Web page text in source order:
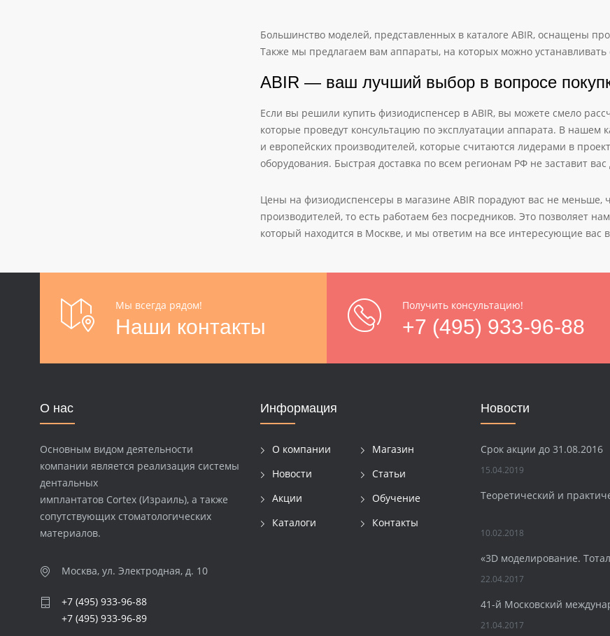
Большинство моделей, представленных в каталоге ABIR, оснащены
Также мы предлагаем вам аппараты, на которых можно
ABIR — ваш лучший выбор в вопросе
Если вы решили купить физиодиспенсер в ABIR, вы можете смело
которые проведут консультацию по эксплуатации аппарата. В нашем
и европейских производителей, которые считаются лидерами в
оборудования. Быстрая доставка по всем регионам РФ не заставит вас
Цены на физиодиспенсеры в магазине ABIR порадуют вас не
производителей, то есть работаем без посредников. Это позволяет
который находится в Москве, и мы ответим на все интересующие вас
Мы всегда рядом!
Наши контакты
Получить консультацию!
+7 (495) 933-96-88
О нас
Основным видом деятельности
компании является реализация системы
дентальных
имплантатов Cortex (Израиль), а также
сопутствующих стоматологических
материалов.
Москва, ул. Электродная, д. 10
+7 (495) 933-96-88
+7 (495) 933-96-89
Информация
О компании
Магазин
Новости
Статьи
Акции
Обучение
Каталоги
Контакты
Новости
Срок акции до 31.08.2016
15.04.2019
Теоретический и
10.02.2018
«3D моделирование.
22.04.2017
41-й Московский
21.04.2017